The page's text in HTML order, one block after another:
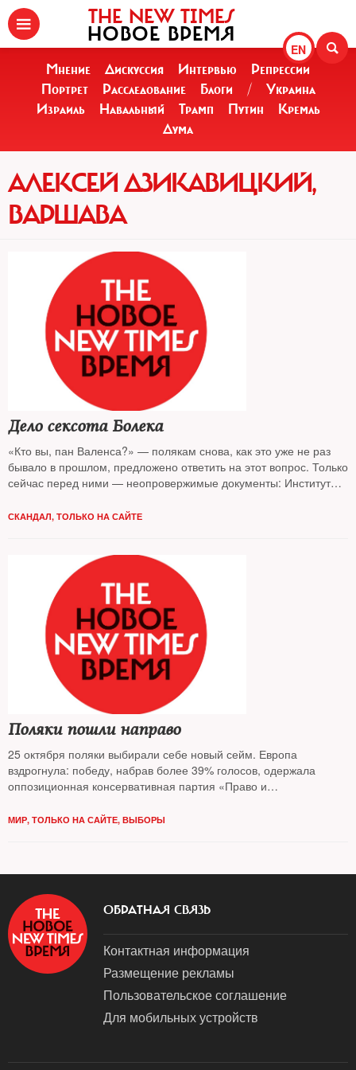
EN
THE NEW TIMES
НОВОЕ ВРЕМЯ
Мнение Дискуссия Интервью
Репрессии
Портрет
Расследование Блоги /
Украина
Израиль
Навальный Трамп Путин
Кремль
Дума
АЛЕКСЕЙ ДЗИКАВИЦКИЙ,
ВАРШАВА
Дело сексота Болека
«Кто вы, пан Валенса?» — полякам снова, как это уже не раз
бывало в прошлом, предложено ответить на этот вопрос. Только
сейчас перед ними — неопровержимые документы: Институт
а потом и предоставил открытый доступ к архивным
Среди них — написанное от руки согласие на сотрудничество с
подписью «Лех Валенса, Болек».
СКАНДАЛ, ТОЛЬКО НА САЙТЕ
Поляки пошли направо
25 октября поляки выбирали себе новый сейм. Европа
вздрогнула: победу, набрав более 39% голосов, одержала
оппозиционная консервативная партия «Право и
Ярославом Качиньским. Блок левых партий впервые не имела
МИР, ТОЛЬКО НА САЙТЕ, ВЫБОРЫ
ОБРАТНАЯ СВЯЗЬ
Контактная информация
Размещение рекламы
Пользовательское соглашение
Для мобильных устройств